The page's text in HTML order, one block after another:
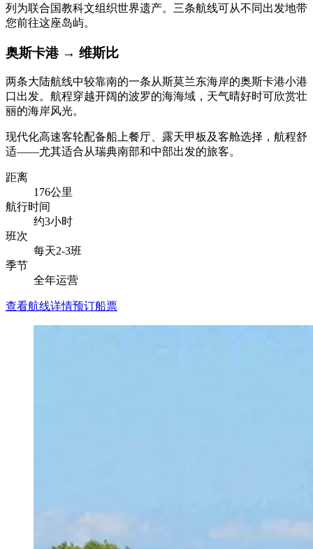
列为联合国教科文组织世界遗产。三条航线可从不同出发地带
您前往这座岛屿。
奥斯卡港 → 维斯比
两条大陆航线中较靠南的一条从斯莫兰东海岸的奥斯卡港小港
口出发。航程穿越开阔的波罗的海海域，天气晴好时可欣赏壮
丽的海岸风光。
现代化高速客轮配备船上餐厅、露天甲板及客舱选择，航程舒
适——尤其适合从瑞典南部和中部出发的旅客。
距离
176公里
航行时间
约3小时
班次
每天2-3班
季节
全年运营
查看航线详情预订船票